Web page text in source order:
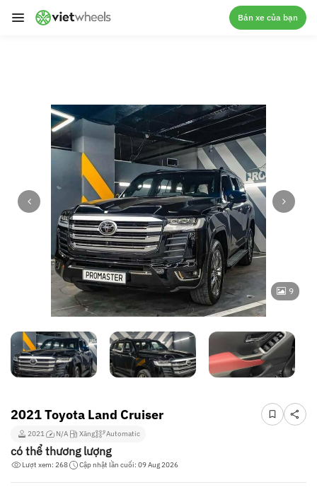
crossorigin
Bán xe của bạn
9
2021 Toyota Land Cruiser
2021 N/A Xăng Automatic
có thể thương lượng
Lượt xem: 268 Cập nhật lần cuối: 09 Aug 2026